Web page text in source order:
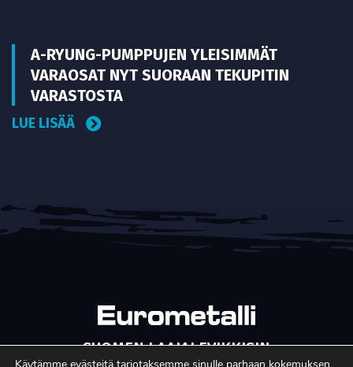
A-RYUNG-PUMPPUJEN YLEISIMMÄT
VARAOSAT NYT SUORAAN TEKUPITIN
VARASTOSTA
LUE LISÄÄ
SUOMEN LAAJALEVIKKISIN